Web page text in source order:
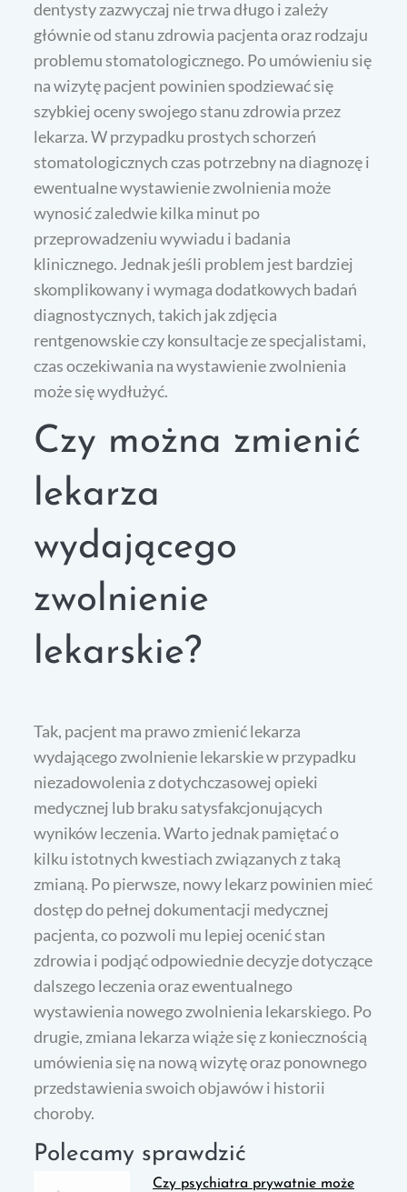
dentysty zazwyczaj nie trwa długo i zależy
głównie od stanu zdrowia pacjenta oraz rodzaju
problemu stomatologicznego. Po umówieniu się
na wizytę pacjent powinien spodziewać się
szybkiej oceny swojego stanu zdrowia przez
lekarza. W przypadku prostych schorzeń
stomatologicznych czas potrzebny na diagnozę i
ewentualne wystawienie zwolnienia może
wynosić zaledwie kilka minut po
przeprowadzeniu wywiadu i badania
klinicznego. Jednak jeśli problem jest bardziej
skomplikowany i wymaga dodatkowych badań
diagnostycznych, takich jak zdjęcia
rentgenowskie czy konsultacje ze specjalistami,
czas oczekiwania na wystawienie zwolnienia
może się wydłużyć.
Czy można zmienić
lekarza
wydającego
zwolnienie
lekarskie?
Tak, pacjent ma prawo zmienić lekarza
wydającego zwolnienie lekarskie w przypadku
niezadowolenia z dotychczasowej opieki
medycznej lub braku satysfakcjonujących
wyników leczenia. Warto jednak pamiętać o
kilku istotnych kwestiach związanych z taką
zmianą. Po pierwsze, nowy lekarz powinien mieć
dostęp do pełnej dokumentacji medycznej
pacjenta, co pozwoli mu lepiej ocenić stan
zdrowia i podjąć odpowiednie decyzje dotyczące
dalszego leczenia oraz ewentualnego
wystawienia nowego zwolnienia lekarskiego. Po
drugie, zmiana lekarza wiąże się z koniecznością
umówienia się na nową wizytę oraz ponownego
przedstawienia swoich objawów i historii
choroby.
Polecamy sprawdzić
Czy psychiatra prywatnie może